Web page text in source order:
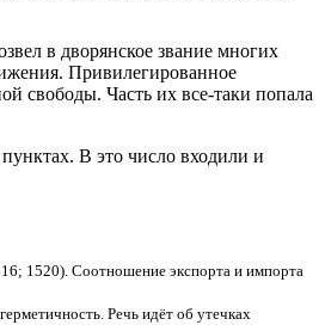
в дворянское звание многих
Привилегированное
свободы. Часть их все-таки попала
В это число входили и
1520). Соотношение экспорта и импорта
Речь идёт об утечках